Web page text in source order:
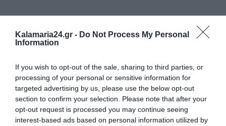
Kalamaria24.gr - Do Not Process My Personal
Information
If you wish to opt-out of the sale, sharing to third parties, or
processing of your personal or sensitive information for
targeted advertising by us, please use the below opt-out
section to confirm your selection. Please note that after your
opt-out request is processed you may continue seeing
interest-based ads based on personal information utilized by